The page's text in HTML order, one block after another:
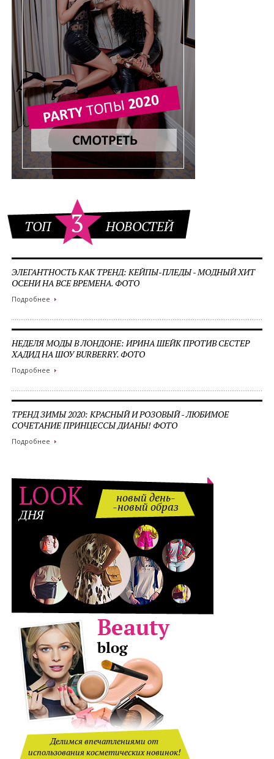
ТОП 3 НОВОСТЕЙ
ЭЛЕГАНТНОСТЬ КАК ТРЕНД: КЕЙПЫ-ПЛЕДЫ - МОДНЫЙ ХИТ
ОСЕНИ НА ВСЕ ВРЕМЕНА. ФОТО
Подробнее
НЕДЕЛЯ МОДЫ В ЛОНДОНЕ: ИРИНА ШЕЙК ПРОТИВ СЕСТЕР
ХАДИД НА ШОУ BURBERRY. ФОТО
Подробнее
ТРЕНД ЗИМЫ 2020: КРАСНЫЙ И РОЗОВЫЙ - ЛЮБИМОЕ
СОЧЕТАНИЕ ПРИНЦЕССЫ ДИАНЫ! ФОТО
Подробнее
LOOK
ДНЯ
новый день-
-новый образ
Делимся впечатлениями от
использования косметических новинок!